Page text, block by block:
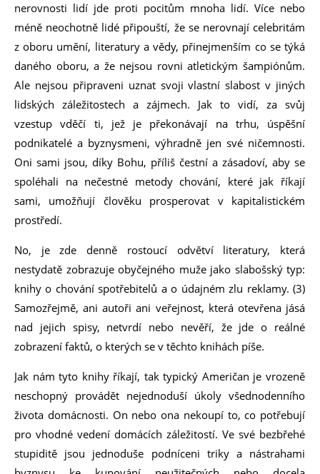
nerovnosti lidí jde proti pocitům mnoha lidí. Více nebo
méně neochotně lidé připouští, že se nerovnají celebritám
z oboru umění, literatury a vědy, přinejmenším co se týká
daného oboru, a že nejsou rovni atletickým šampiónům.
Ale nejsou připraveni uznat svoji vlastní slabost v jiných
lidských záležitostech a zájmech. Jak to vidí, za svůj
vzestup vděčí ti, jež je překonávají na trhu, úspěšní
podnikatelé a byznysmeni, výhradně jen své ničemnosti.
Oni sami jsou, díky Bohu, příliš čestní a zásadoví, aby se
spoléhali na nečestné metody chování, které jak říkají
sami, umožňují člověku prosperovat v kapitalistickém
prostředí.
No, je zde denně rostoucí odvětví literatury, která
nestydatě zobrazuje obyčejného muže jako slabošský typ:
knihy o chování spotřebitelů a o údajném zlu reklamy. (3)
Samozřejmě, ani autoři ani veřejnost, která otevřena jásá
nad jejich spisy, netvrdí nebo nevěří, že jde o reálné
zobrazení faktů, o kterých se v těchto knihách píše.
Jak nám tyto knihy říkají, tak typický Američan je vrozeně
neschopný provádět nejednoduší úkoly všednodenního
života domácnosti. On nebo ona nekoupí to, co potřebují
pro vhodné vedení domácích záležitostí. Ve své bezbřehé
stupiditě jsou jednoduše podníceni triky a nástrahami